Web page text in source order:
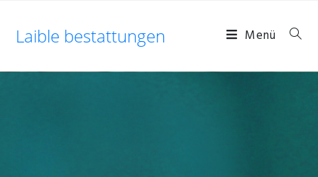
Laible bestattungen Menü